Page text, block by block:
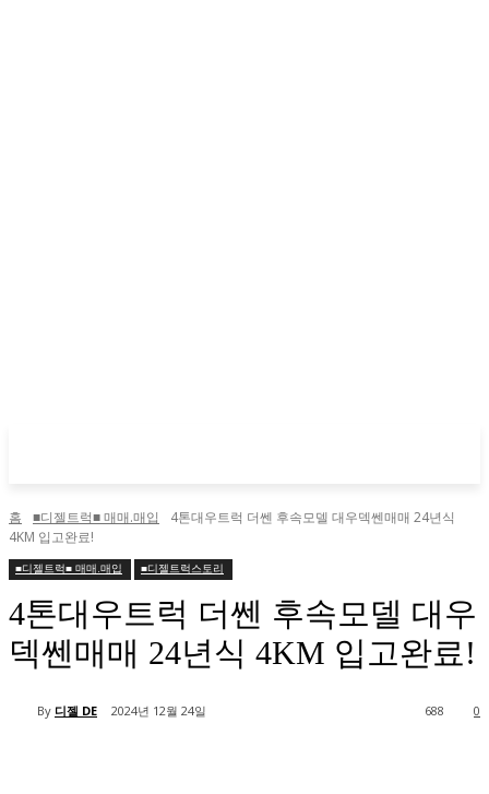
홈 ■디젤트럭■ 매매.매입
4톤대우트럭 더쎈 후속모델 대우덱쎈매매 24년식
4KM 입고완료!
■디젤트럭■ 매매.매입 ■디젤트럭스토리
4톤대우트럭 더쎈 후속모델 대우
덱쎈매매 24년식 4KM 입고완료!
By 디젤 DE 2024년 12월 24일 0
688